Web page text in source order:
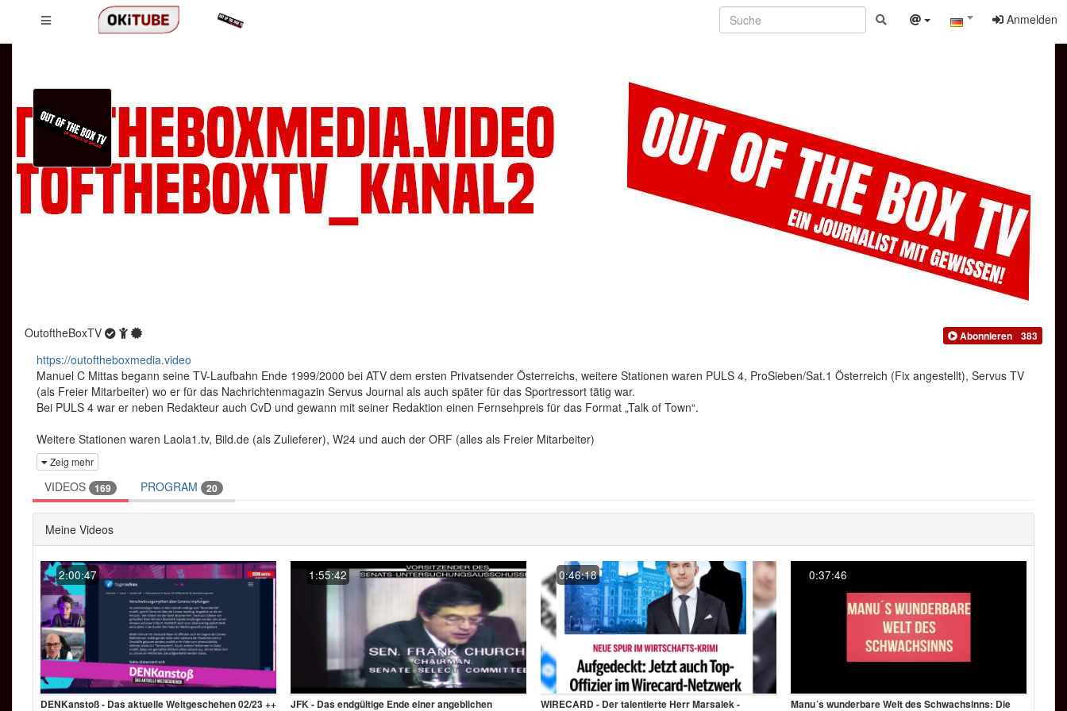
Anmelden
OutoftheBoxTV Abonnieren 383
https://outoftheboxmedia.video
Manuel C Mittas begann seine TV-Laufbahn Ende 1999/2000 bei ATV dem ersten Privatsender Österreichs, weitere Stationen waren PULS 4, ProSieben/Sat.1 Österreich (Fix angestellt), Servus TV
(als Freier Mitarbeiter) wo er für das Nachrichtenmagazin Servus Journal als auch später für das Sportressort tätig war.
Bei PULS 4 war er neben Redakteur auch CvD und gewann mit seiner Redaktion einen Fernsehpreis für das Format „Talk of Town“.
Weitere Stationen waren Laola1.tv, Bild.de (als Zulieferer), W24 und auch der ORF (alles als Freier Mitarbeiter)
Ab 2017 wurde er dann auch innerhalb der Deutschen Freien Medienlandschaft etwas bekannter da er zusammen mit dem Kulturstudio das Format „Fake News“ gestalten durfte.
https://lbry.tv/@OutoftheBoxTV:d/-FAKE-NEWS-E18—5.10.2017—Das-mysterio%CC%88se-Las-Vegas-Shootout:2
Hier ein kurzer Überblick meiner aktuellen Arbeit der letzten Monate!
AKTUELL:
Wie die Zensur bei Youtube und Facebook funktioniert, inklusive diverser Belege das bei Youtube mehrere Zensurstufen greifen:https://thefalseflagblog.wordpress.com/2020/06/16/die-youtube1-
zensur-und-deren-zusammenarbeit-mit-diversen-agenturen/
Wir hatten unter anderem kleine Erfolge wie zb einen Mord in der Causa Dutroux, nachträglich aufzuklären, diesbezüglich wurde ich von Sputniknews interviewt, großer Dank gebührt hier auch
Oliver Nevermind:https://de.sputniknews.com/politik/20191124326016889-kampusch-dutroux-ermittlung/
Weiters gab es von Sputnik noch einen Artikel zu meinem Interview mit dem Sohn eines Menschenhändlers:https://de.sputniknews.com/gesellschaft/20200829327824218-mein-vater-ist-
Zeig mehr
VIDEOS 169 PROGRAM 20
Meine Videos
2:00:47
DENKanstoß - Das aktuelle Weltgeschehen 02/23 ++
1:55:42
JFK - Das endgültige Ende einer angeblichen
0:46:18
WIRECARD - Der talentierte Herr Marsalek -
0:37:46
Manu´s wunderbare Welt des Schwachsinns: Die